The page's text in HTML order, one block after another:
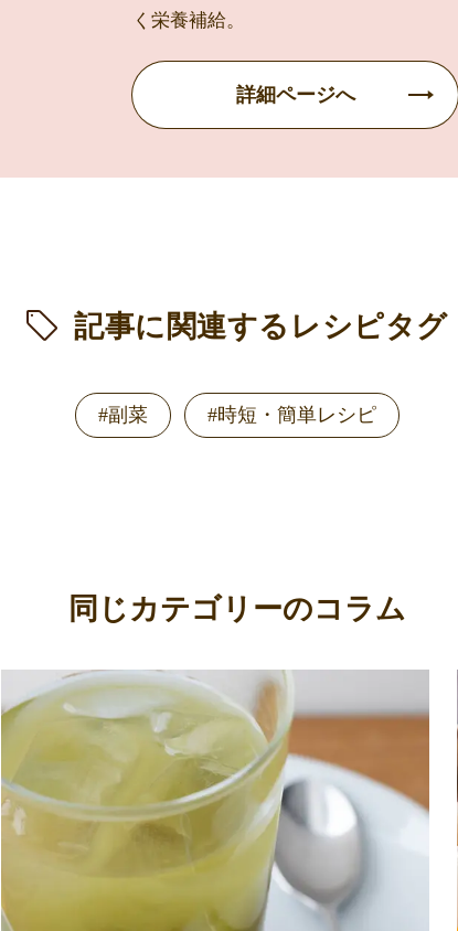
く栄養補給。
詳細ページへ
記事に関連するレシピタグ
#副菜 #時短・簡単レシピ
同じカテゴリーのコラム